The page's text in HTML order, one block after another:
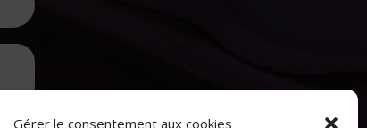
Gérer le consentement aux cookies